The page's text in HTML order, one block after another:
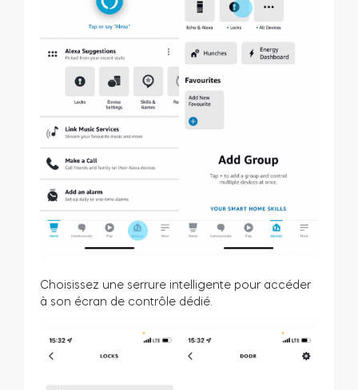
Choisissez une serrure intelligente pour accéder
à son écran de contrôle dédié.